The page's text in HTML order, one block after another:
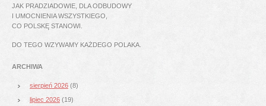
JAK PRADZIADOWIE, DLA ODBUDOWY
I UMOCNIENIA WSZYSTKIEGO,
CO POLSKĘ STANOWI.
DO TEGO WZYWAMY KAŻDEGO POLAKA.
ARCHIWA
sierpień 2026 (8)
lipiec 2026 (19)